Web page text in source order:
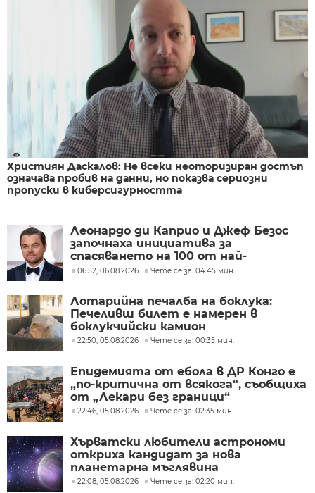
Християн Даскалов: Не всеки неоторизиран достъп
означава пробив на данни, но показва сериозни
пропуски в киберсигурността
Леонардо ди Каприо и Джеф Безос
започнаха инициатива за
спасяването на 100 от най-
застрашените видове на
06:52, 06.08.2026 Чете се за: 04:45 мин.
Лотарийна печалба на боклука:
Печеливш билет е намерен в
боклукчийски камион
22:50, 05.08.2026 Чете се за: 00:35 мин.
Епидемията от ебола в ДР Конго е
„по-критична от всякога“, съобщиха
от „Лекари без граници“
22:46, 05.08.2026 Чете се за: 02:35 мин.
Хърватски любители астрономи
откриха кандидат за нова
планетарна мъглявина
22:08, 05.08.2026 Чете се за: 02:20 мин.